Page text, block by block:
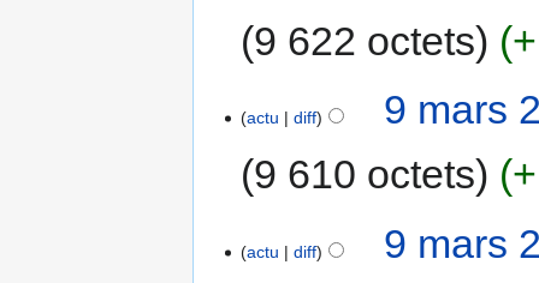
9 622 octets
actu diff
9 mars
9 610 octets
actu diff
9 mars